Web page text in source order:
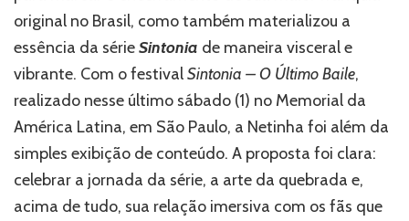
A
celebração
de
uma
série,
Funk
e
da
cultura
periférica
original no Brasil, como também materializou a
essência da sérieSintonia de maneira visceral e
vibrante. Com o festivalSintonia – O Último Baile,
realizado nesse último sábado (1) no Memorial da
América Latina, em São Paulo, a Netinha foi além da
simples exibição de conteúdo. A proposta foi clara:
celebrar a jornada da série, a arte da quebrada e,
acima de tudo, sua relação imersiva com os fãs que